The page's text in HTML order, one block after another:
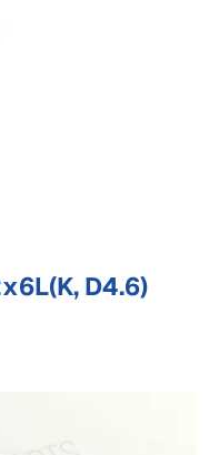
D4.6)